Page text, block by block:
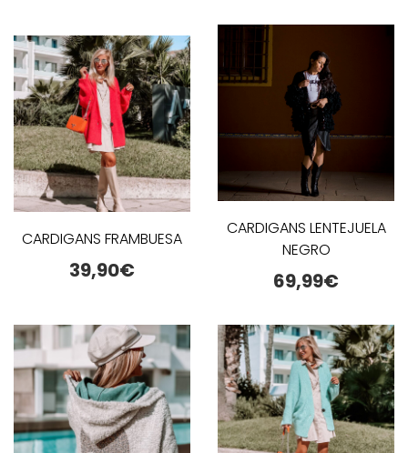
CARDIGANS FRAMBUESA
39,90€
CARDIGANS LENTEJUELA
NEGRO
69,99€